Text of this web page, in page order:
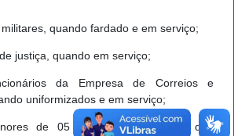
quando fardado e em serviço;
justiça, quando em serviço;
da Empresa de Correios e
uniformizados e em serviço;
de 05 (cinco) anos, desde que